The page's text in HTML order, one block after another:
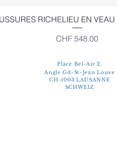
Schnellansicht
RICHELIEU EN
Preis
CHF 548.00
Place Bel-Air 2,
Angle Gd-St-Jean Louve
CH-1003 LAUSANNE
SCHWEIZ